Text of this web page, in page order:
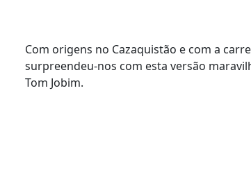
Com origens no Cazaquistão e com a
surpreendeu-nos com esta versão
Tom Jobim.